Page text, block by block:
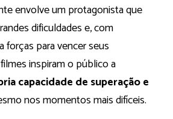
envolve um protagonista que
dificuldades e, com
forças para vencer seus
inspiram o público a
capacidade de superação e
nos momentos mais difíceis.